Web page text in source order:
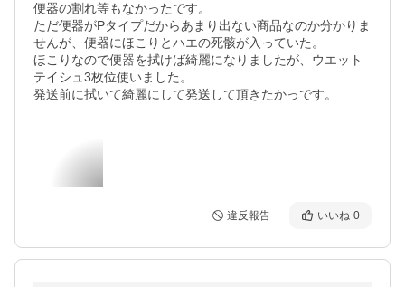
便器の割れ等もなかったです。
ただ便器がPタイプだからあまり出ない商品なのか分かりま
せんが、便器にほこりとハエの死骸が入っていた。
ほこりなので便器を拭けば綺麗になりましたが、ウエット
テイシュ3枚位使いました。
発送前に拭いて綺麗にして発送して頂きたかっです。
違反報告 いいね 0